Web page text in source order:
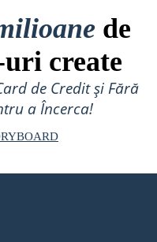
de
create
de Credit și Fără
a Încerca!